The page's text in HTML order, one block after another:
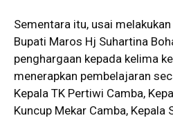
Sementara itu, usai
Bupati Maros Hj Suhartina
penghargaan kepada kelima
menerapkan pembelajaran
Kepala TK Pertiwi Camba,
Kuncup Mekar Camba, Kepala